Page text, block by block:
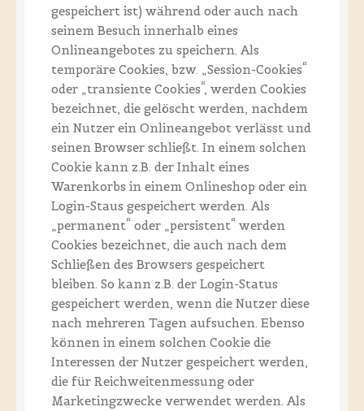
gespeichert ist) während oder auch nach
seinem Besuch innerhalb eines
Onlineangebotes zu speichern. Als
temporäre Cookies, bzw. „Session-Cookies“
oder „transiente Cookies“, werden Cookies
bezeichnet, die gelöscht werden, nachdem
ein Nutzer ein Onlineangebot verlässt und
seinen Browser schließt. In einem solchen
Cookie kann z.B. der Inhalt eines
Warenkorbs in einem Onlineshop oder ein
Login-Staus gespeichert werden. Als
„permanent“ oder „persistent“ werden
Cookies bezeichnet, die auch nach dem
Schließen des Browsers gespeichert
bleiben. So kann z.B. der Login-Status
gespeichert werden, wenn die Nutzer diese
nach mehreren Tagen aufsuchen. Ebenso
können in einem solchen Cookie die
Interessen der Nutzer gespeichert werden,
die für Reichweitenmessung oder
Marketingzwecke verwendet werden. Als